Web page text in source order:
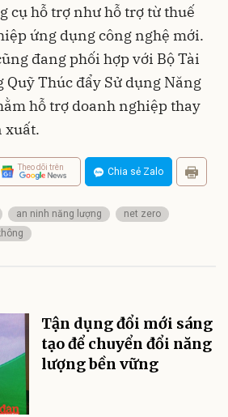
cụ hỗ trợ như hỗ trợ từ thuế
ứng dụng công nghệ mới.
đang phối hợp với Bộ Tài
Thúc đẩy Sử dụng Năng
hỗ trợ doanh nghiệp thay
xuất.
Theo dõi trên Chia sẻ Zalo
an ninh năng lượng
net zero
Tận dụng đổi mới sáng
tạo để chuyển đổi năng
lượng bền vững